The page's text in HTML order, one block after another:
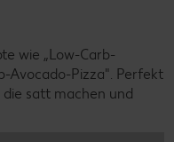
wie „Low-Carb-
Avocado-Pizza". Perfekt
satt machen und